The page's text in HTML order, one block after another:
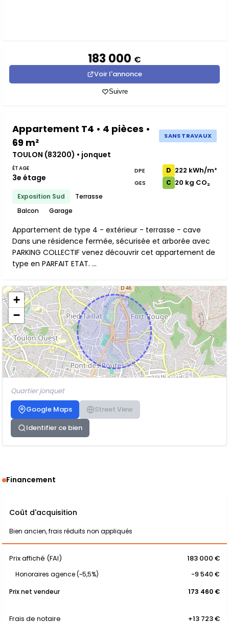
183 000 €
Voir l'annonce
Suivre
Appartement T4 • 4 pièces •
69 m²
SANS TRAVAUX
TOULON (83200) • jonquet
ÉTAGE
3e étage
Exposition Sud
Terrasse
Balcon
Garage
DPE D 222 kWh/m²
GES C 20 kg CO₂
Appartement de type 4 - extérieur - terrasse - cave
Dans une résidence fermée, sécurisée et arborée avec
PARKING COLLECTIF venez découvrir cet appartement de
type en PARFAIT ETAT. ...
+
−
Quartier jonquet
Google Maps
Street View
Identifier ce bien
Financement
Coût d'acquisition
Bien ancien, frais réduits non appliqués
Prix affiché (FAI) 183 000 €
Honoraires agence (~5,5%)
-9 540 €
Prix net vendeur
173 460 €
Frais de notaire +13 723 €